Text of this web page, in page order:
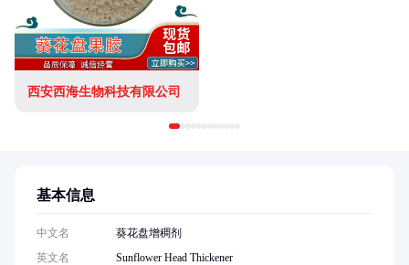
西安西海生物科技有限公司
基本信息
中文名
葵花盘增稠剂
英文名
Sunflower Head Thickener